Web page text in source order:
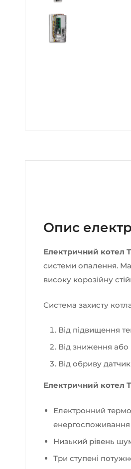
Опис
Електричний котел
системи опалення.
високу корозійну
Система захисту
Від підвищення
Від зниження або
Від обриву
Електричний котел
Електронний
енергоспоживання
Низький рівень
Три ступені